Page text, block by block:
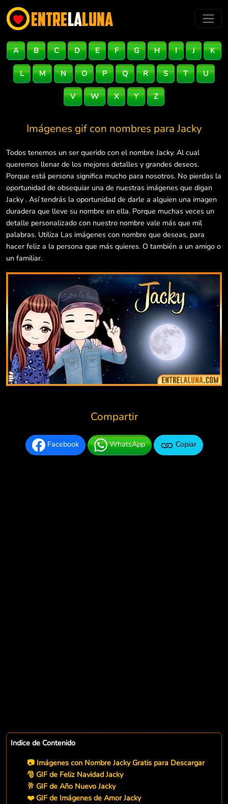
A B C D E F G H I J K
L M N O P Q R S T U
V W X Y Z
Imágenes gif con nombres paraJacky
Todos tenemos un ser querido con el nombre Jacky. Al cual
queremos llenar de los mejores detalles y grandes deseos.
Porque está persona significa mucho para nosotros. No pierdas la
oportunidad de obsequiar una de nuestras imágenes que digan
Jacky . Así tendrás la oportunidad de darle a alguien una imagen
duradera que lleve su nombre en ella. Porque muchas veces un
detalle personalizado con nuestro nombre vale más que mil
palabras. Utiliza Las imágenes con nombre que deseas, para
hacer feliz a la persona que más quieres. O también a un amigo o
un familiar.
Compartir
Facebook WhatsApp Copiar
Indice de Contenido
📷 Imágenes con Nombre Jacky Gratis para Descargar
🎅 GIF de Feliz Navidad Jacky
🥂 GIF de Año Nuevo Jacky
❤️ GIF de Imágenes de Amor Jacky